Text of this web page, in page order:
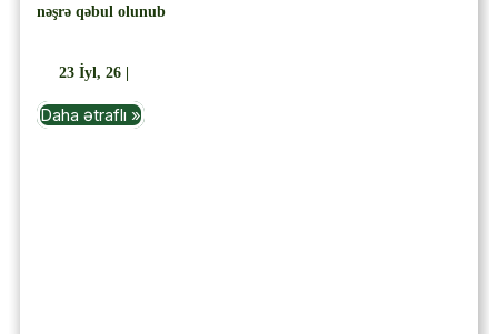
nəşrə qəbul olunub
23 İyl, 26
Daha ətraflı »